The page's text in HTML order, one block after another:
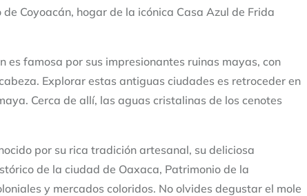
Coyoacán, hogar de la icónica Casa Azul de Frida
es famosa por sus impresionantes ruinas mayas, con
Explorar estas antiguas ciudades es retroceder en
Cerca de allí, las aguas cristalinas de los cenotes
por su rica tradición artesanal, su deliciosa
de la ciudad de Oaxaca, Patrimonio de la
y mercados coloridos. No olvides degustar el mole